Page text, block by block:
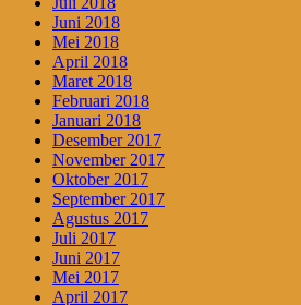
Juni 2018
Mei 2018
April 2018
Maret 2018
Februari 2018
Januari 2018
Desember 2017
November 2017
Oktober 2017
September 2017
Agustus 2017
Juli 2017
Juni 2017
Mei 2017
April 2017